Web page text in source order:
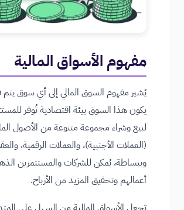
مفهوم الأسواق المالية
يُشير مفهوم السوق المالي إلى أي سوق يتم
يكون هذا السوق بيئة اقتصادية تُوفر
لبيع وشراء مجموعة متنوعة من الأصول
(العملات الأجنبية)، والعملات الرقمية،
وببساطة، يُمكن للشركات والمستثمرين
أعمالهم وتحقيق المزيد من الأرباح.